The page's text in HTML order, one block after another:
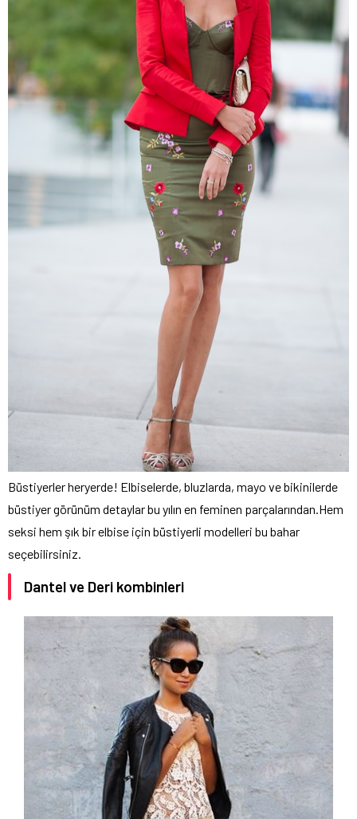
Büstiyerler heryerde! Elbiselerde, bluzlarda, mayo ve bikinilerde
büstiyer görünüm detaylar bu yılın en feminen parçalarından.Hem
seksi hem şık bir elbise için büstiyerli modelleri bu bahar
seçebilirsiniz.
Dantel ve Deri kombinleri